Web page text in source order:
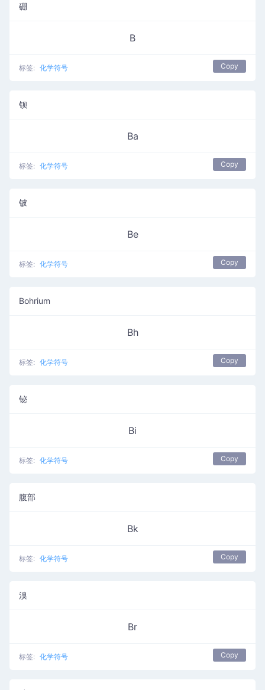
硼
B
标签: 化学符号 Copy
钡
Ba
标签: 化学符号 Copy
铍
Be
标签: 化学符号 Copy
Bohrium
Bh
标签: 化学符号 Copy
铋
Bi
标签: 化学符号 Copy
腹部
Bk
标签: 化学符号 Copy
溴
Br
标签: 化学符号 Copy